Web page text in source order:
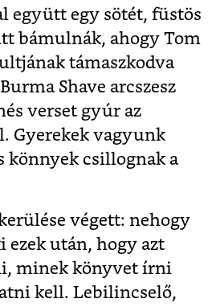
együtt egy sötét, füstös
bámulnák, ahogy Tom
támaszkodva
Shave arcszesz
verset gyúr az
Gyerekek vagyunk
könnyek csillognak a
végett: nehogy
ezek után, hogy azt
minek könyvet írni
kell. Lebilincselő,